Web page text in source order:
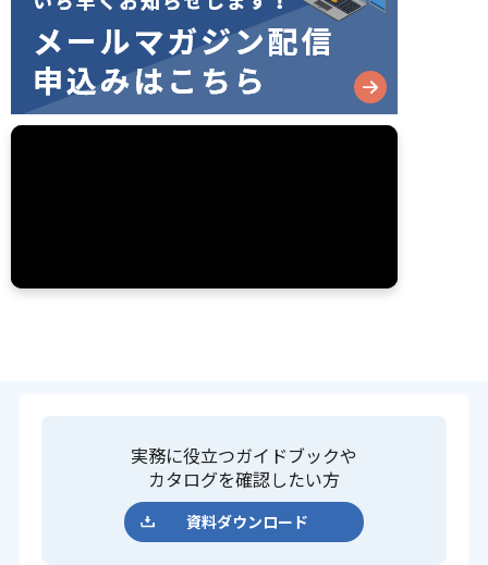
実務に役立つガイドブックや
カタログを確認したい方
資料ダウンロード